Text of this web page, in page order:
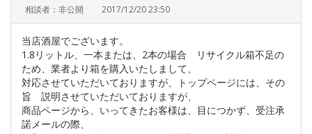
相談者：非公開 2017/12/20 23:50
当店酒屋でございます。
1.8リットル、一本または、2本の場合 リサイクル箱不足の
ため、業者より箱を購入いたしまして、
対応させていただいておりますが、トップページには、その
旨 説明させていただいておりますが、
商品ページから、いってきたお客様は、目につかず、受注承
諾メールの際、